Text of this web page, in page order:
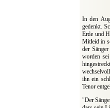
In den
gedenkt.
Erde und
Mitleid in
der
worden
ihn ein
Tenor
"Der